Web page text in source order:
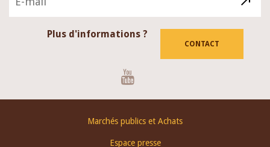
Plus d'informations ?
CONTACT
Marchés publics et Achats
Espace presse